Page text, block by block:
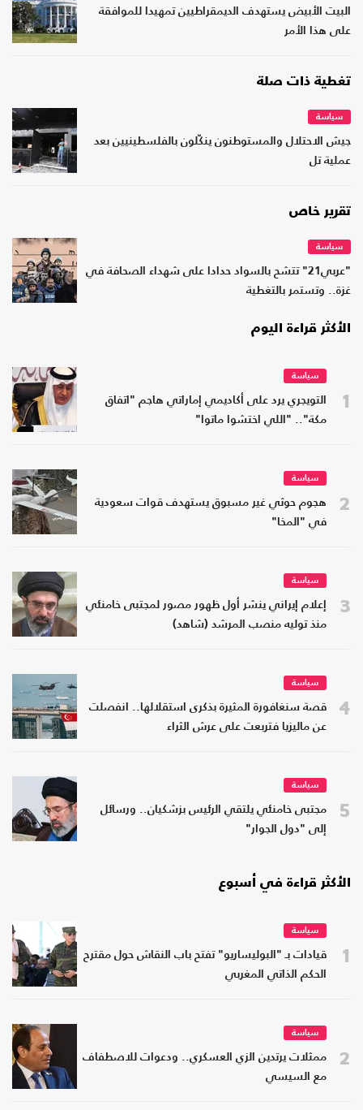
البيت الأبيض يستهدف الديمقراطيين تمهيدا للموافقة
على هذا الأمر
تغطية ذات صلة
سياسة
جيش الاحتلال والمستوطنون ينكّلون بالفلسطينيين بعد
عملية تل
تقرير خاص
سياسة
"عربي21" تتشح بالسواد حدادا على شهداء الصحافة في
غزة.. وتستمر بالتغطية
الأكثر قراءة اليوم
1
سياسة
التويجري يرد على أكاديمي إماراتي هاجم "اتفاق
مكة".. "اللي اختشوا ماتوا"
2
سياسة
هجوم حوثي غير مسبوق يستهدف قوات سعودية
في "المخا"
3
سياسة
إعلام إيراني ينشر أول ظهور مصور لمجتبى خامنئي
منذ توليه منصب المرشد (شاهد)
4
سياسة
قصة سنغافورة المثيرة بذكرى استقلالها.. انفصلت
عن ماليزيا فتربعت على عرش الثراء
5
سياسة
مجتبى خامنئي يلتقي الرئيس بزشكيان.. ورسائل
إلى "دول الجوار"
الأكثر قراءة في أسبوع
1
سياسة
قيادات بـ "البوليساريو" تفتح باب النقاش حول مقترح
الحكم الذاتي المغربي
2
سياسة
ممثلات يرتدين الزي العسكري.. ودعوات للاصطفاف
مع السيسي